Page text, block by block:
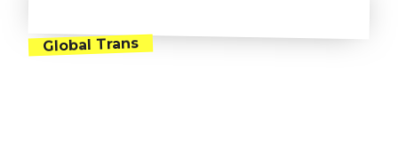
Global Trans